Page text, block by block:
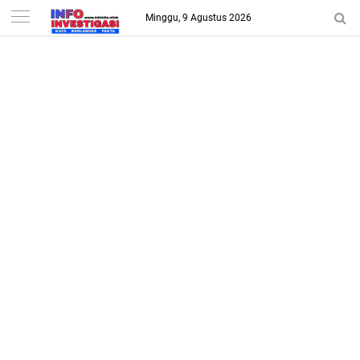
-->
Minggu, 9 Agustus 2026